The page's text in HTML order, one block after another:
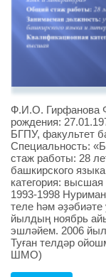
Ф.И.О. Гирфанова
рождения:
БГПУ, факультет
Специальность:
стаж работы: 28
башкирского
категория: высшая
1993-1998
теле һәм
йылдың ноябрь
эшләйем. 2006
Туған телдәр
ШМО)